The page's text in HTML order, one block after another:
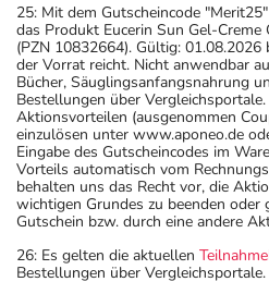
25: Mit dem Gutscheincode
das Produkt Eucerin Sun Gel-
(PZN 10832664). Gültig:
der Vorrat reicht. Nicht anwendbar
Bücher, Säuglingsanfangsnahrung
Bestellungen über
Aktionsvorteilen (ausgenommen
einzulösen unter www.aponeo.de
Eingabe des Gutscheincodes im
Vorteils automatisch vom
behalten uns das Recht vor, die
wichtigen Grundes zu beenden oder
Gutschein bzw. durch eine andere
26: Es gelten die aktuellen
Bestellungen über Vergleichsportale.